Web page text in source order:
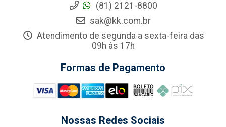
(81) 2121-8800
sak@kk.com.br
Atendimento de segunda a sexta-feira das
09h às 17h
Formas de Pagamento
Nossas Redes Sociais